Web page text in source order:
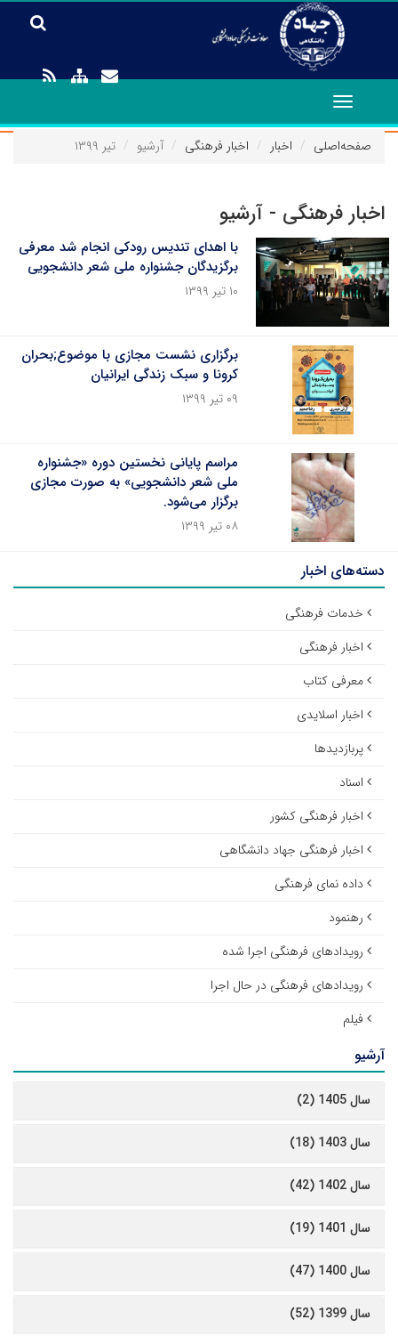
Toggle
navigation
صفحه‌اصلی
اخبار اخبار فرهنگی آرشیو تیر ۱۳۹۹
اخبار فرهنگی - آرشیو
با اهدای تندیس رودکی انجام شد معرفی
برگزیدگان جشنواره ملی شعر دانشجویی
۱۰ تیر ۱۳۹۹
برگزاری نشست مجازی با موضوع;بحران
کرونا و سبک زندگی ایرانیان
۰۹ تیر ۱۳۹۹
مراسم پایانی نخستین دوره «جشنواره
ملی شعر دانشجویی» به صورت مجازی
برگزار می‌شود.
۰۸ تیر ۱۳۹۹
دسته‌های اخبار
خدمات فرهنگی
اخبار فرهنگی
معرفی کتاب
اخبار اسلایدی
پربازدیدها
اسناد
اخبار فرهنگی کشور
اخبار فرهنگی جهاد دانشگاهی
داده نمای فرهنگی
رهنمود
رویدادهای فرهنگی اجرا شده
رویدادهای فرهنگی در حال اجرا
فیلم
آرشیو
سال 1405 (2)
سال 1403 (18)
سال 1402 (42)
سال 1401 (19)
سال 1400 (47)
سال 1399 (52)